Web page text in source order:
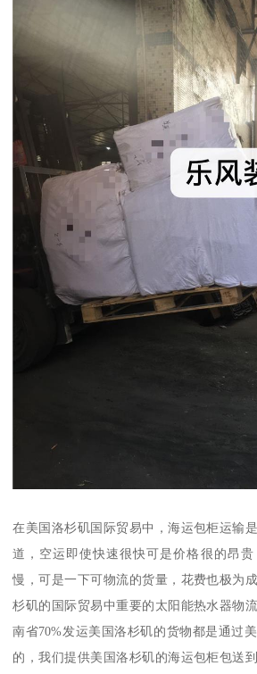
在美国洛杉矶国际贸易中，海运包柜运输
道，空运即使快速很快可是价格很的昂
慢，可是一下可物流的货量，花费也极为
杉矶的国际贸易中重要的太阳能热水器物
南省70%发运美国洛杉矶的货物都是通过
的，我们提供美国洛杉矶的海运包柜包送